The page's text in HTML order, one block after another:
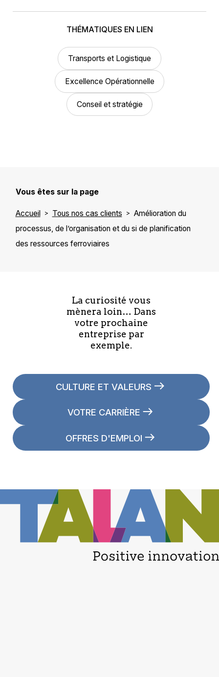
THÉMATIQUES EN LIEN
Transports et Logistique
Excellence Opérationnelle
Conseil et stratégie
Vous êtes sur la page
Accueil Tous nos cas clients
Amélioration du
processus, de l’organisation et du si de planification
des ressources ferroviaires
La curiosité vous
mènera loin… Dans
votre prochaine
entreprise par
exemple.
CULTURE ET VALEURS
VOTRE CARRIÈRE
OFFRES D'EMPLOI